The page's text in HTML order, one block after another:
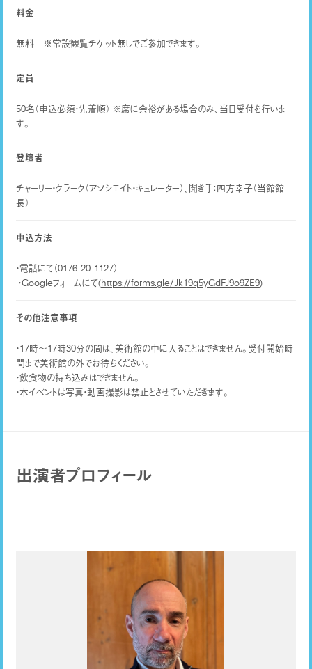
料金
無料 ※常設観覧チケット無しでご参加できます。
定員
50名（申込必須・先着順） ※席に余裕がある場合のみ、当日受付を行いま
す。
登壇者
チャーリー・クラーク（アソシエイト・キュレーター）、聞き手：四方幸子（当館館
長）
申込方法
・電話にて（0176-20-1127）
・Googleフォームにて(https://forms.gle/Jk19q5yGdFJ9o9ZE9)
その他注意事項
・17時～17時30分の間は、美術館の中に入ることはできません。受付開始時
間まで美術館の外でお待ちください。
・飲食物の持ち込みはできません。
・本イベントは写真・動画撮影は禁止とさせていただきます。
出演者プロフィール